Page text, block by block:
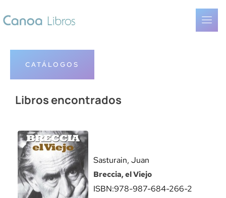
CATÁLOGOS
Libros encontrados
Sasturain, Juan
Breccia, el Viejo
ISBN:978-987-684-266-2